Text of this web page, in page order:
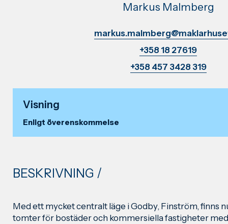
BESKRIVNING /
Med ett mycket centralt läge i Godby, Finström, finns
tomter för bostäder och kommersiella fastigheter
Markus Malmberg
+358 18 27619
+358 457 3428 319
Visning
Enligt överenskommelse